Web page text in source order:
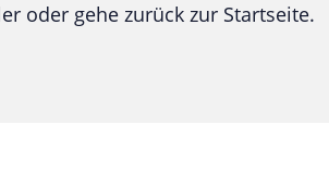
oder gehe zurück zur Startseite.